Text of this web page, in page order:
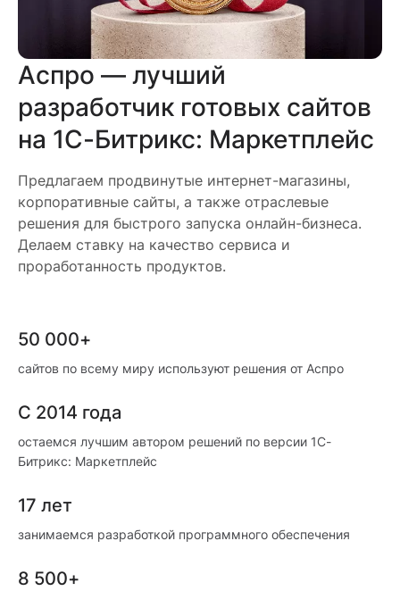
Аспро — лучший
разработчик готовых сайтов
на 1С-Битрикс: Маркетплейс
Предлагаем продвинутые интернет-магазины,
корпоративные сайты, а также отраслевые
решения для быстрого запуска онлайн-бизнеса.
Делаем ставку на качество сервиса и
проработанность продуктов.
50 000+
сайтов по всему миру используют решения от Аспро
С 2014 года
остаемся лучшим автором решений по версии 1С-
Битрикс: Маркетплейс
17 лет
занимаемся разработкой программного обеспечения
8 500+